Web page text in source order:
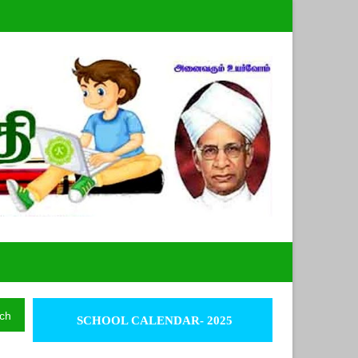
SCHOOL CALENDAR- 2025